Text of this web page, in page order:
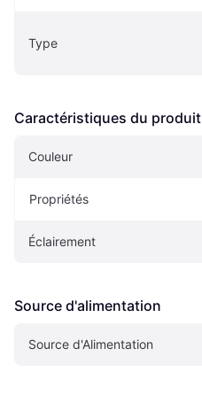
Type
Caractéristiques du produit
Couleur
Propriétés
Éclairement
Source d'alimentation
Source d'Alimentation